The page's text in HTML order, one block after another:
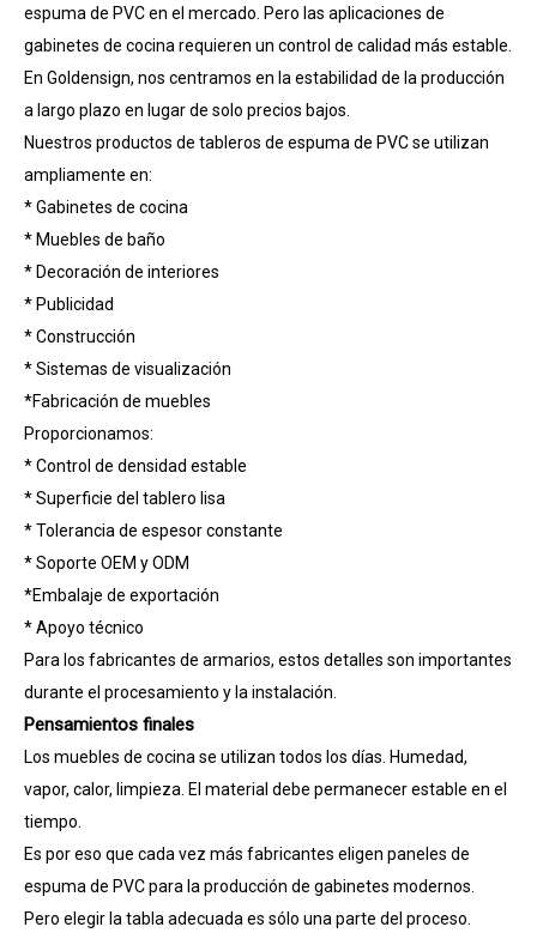
espuma de PVC en el mercado. Pero las aplicaciones de
gabinetes de cocina requieren un control de calidad más estable.
En Goldensign, nos centramos en la estabilidad de la producción
a largo plazo en lugar de solo precios bajos.
Nuestros productos de tableros de espuma de PVC se utilizan
ampliamente en:
* Gabinetes de cocina
* Muebles de baño
* Decoración de interiores
* Publicidad
* Construcción
* Sistemas de visualización
*Fabricación de muebles
Proporcionamos:
* Control de densidad estable
* Superficie del tablero lisa
* Tolerancia de espesor constante
* Soporte OEM y ODM
*Embalaje de exportación
* Apoyo técnico
Para los fabricantes de armarios, estos detalles son importantes
durante el procesamiento y la instalación.
Pensamientos finales
Los muebles de cocina se utilizan todos los días. Humedad,
vapor, calor, limpieza. El material debe permanecer estable en el
tiempo.
Es por eso que cada vez más fabricantes eligen paneles de
espuma de PVC para la producción de gabinetes modernos.
Pero elegir la tabla adecuada es sólo una parte del proceso.